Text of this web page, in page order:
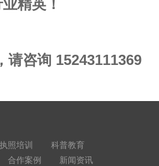
精英！
请咨询 15243111369
执照培训
科普教育
合作案例
新闻资讯